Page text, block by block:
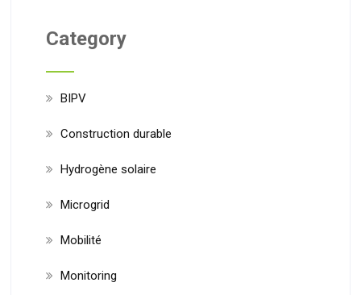
Category
BIPV
Construction durable
Hydrogène solaire
Microgrid
Mobilité
Monitoring